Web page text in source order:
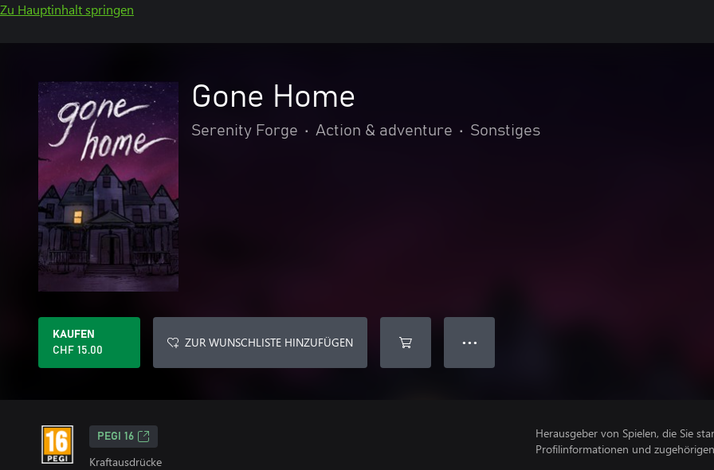
Zu Hauptinhalt springen
Gone Home
Serenity Forge • Action & adventure • Sonstiges
KAUFEN
CHF 15.00
ZUR WUNSCHLISTE HINZUFÜGEN ● ● ●
PEGI 16
Kraftausdrücke
Herausgeber von Spielen, die Sie
Profilinformationen und